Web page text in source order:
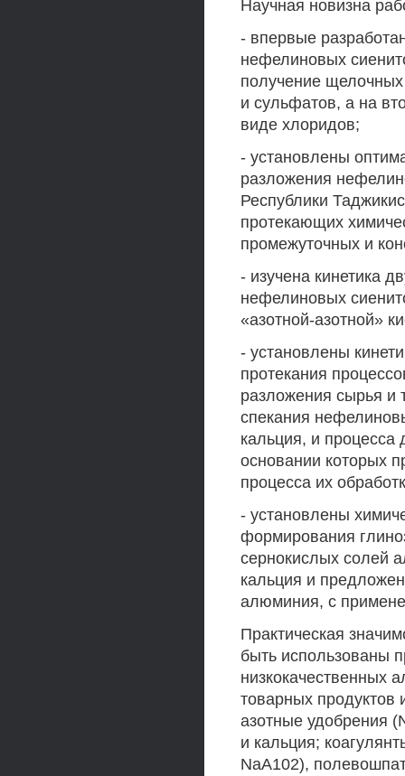
Научная новизна
- впервые
нефелиновых
получение
и сульфатов, а на
виде хлоридов;
- установлены
разложения
Республики
протекающих
промежуточных и
- изучена кинетика
нефелиновых
«азотной-азотной»
- установлены
протекания
разложения сырья и
спекания
кальция, и процесса
основании которых
процесса их
- установлены
формирования
сернокислых солей
кальция и
алюминия, с
Практическая
быть использованы
низкокачественных
товарных
азотные удобрения
и кальция;
NaA102),